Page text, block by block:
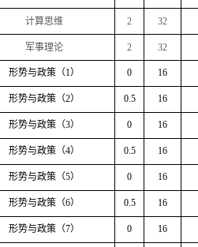
计算思维 2 32
军事理论 2 32
形势与政策（1） 0 16
形势与政策（2） 0.5 16
形势与政策（3） 0 16
形势与政策（4） 0.5 16
形势与政策（5） 0 16
形势与政策（6） 0.5 16
形势与政策（7） 0 16